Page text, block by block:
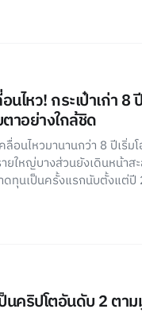
นไหว! กระเป๋าเก่า
าอย่างใกล้ชิด
ลื่อนไหวมานานกว่า 8 ปีเริ่
ใหญ่บางส่วนยังเดินหน้าส
ดทุนเป็นครั้งแรกนับตั้งแต่ปี
นคริปโตอันดับ 2 ตา